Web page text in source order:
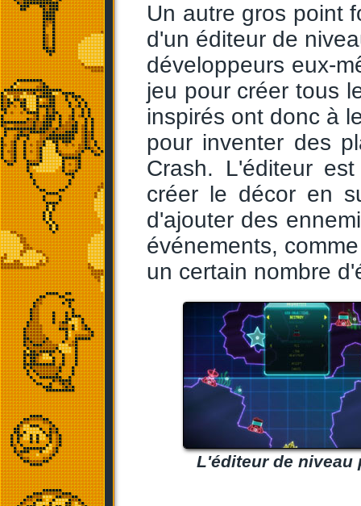
Un autre gros point
d'un éditeur de
développeurs eux-
jeu pour créer tous
inspirés ont donc à
pour inventer des
Crash. L'éditeur
créer le décor en
d'ajouter des
événements,
un certain nombre
L'éditeur de niveau